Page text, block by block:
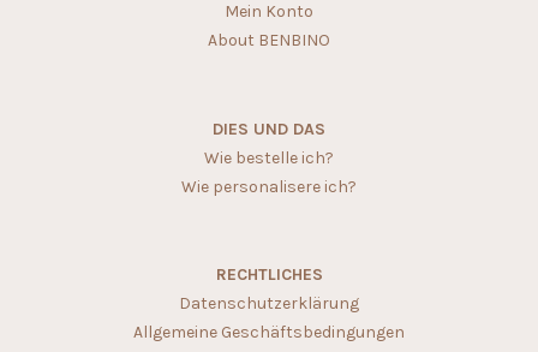
Mein Konto
About BENBINO
DIES UND DAS
Wie bestelle ich?
Wie personalisere ich?
RECHTLICHES
Datenschutzerklärung
Allgemeine Geschäftsbedingungen